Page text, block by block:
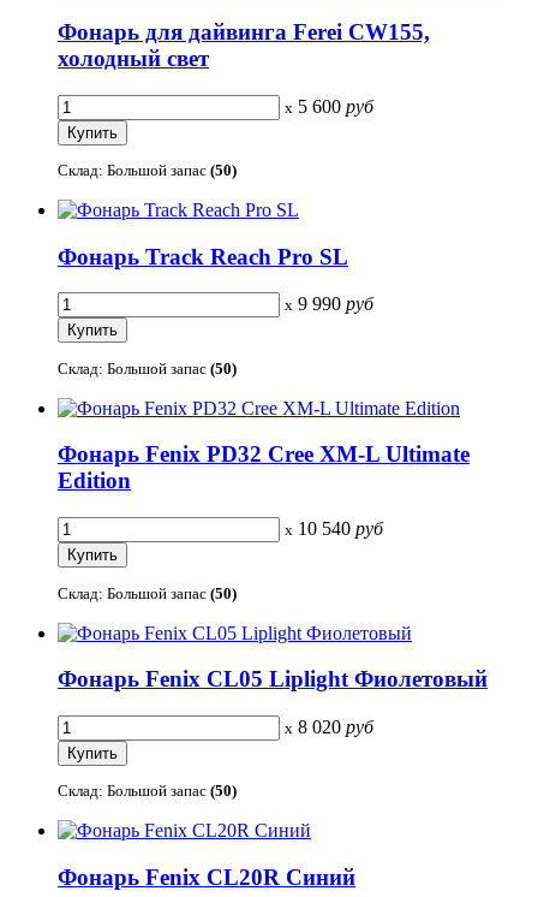
Фонарь для дайвинга Ferei CW155,
холодный свет
x 5 600 руб
Склад: Большой запас (50)
Фонарь Track Reach Pro SL
x 9 990 руб
Склад: Большой запас (50)
Фонарь Fenix PD32 Cree XM-L Ultimate
Edition
x 10 540 руб
Склад: Большой запас (50)
Фонарь Fenix CL05 Liplight Фиолетовый
x 8 020 руб
Склад: Большой запас (50)
Фонарь Fenix CL20R Синий